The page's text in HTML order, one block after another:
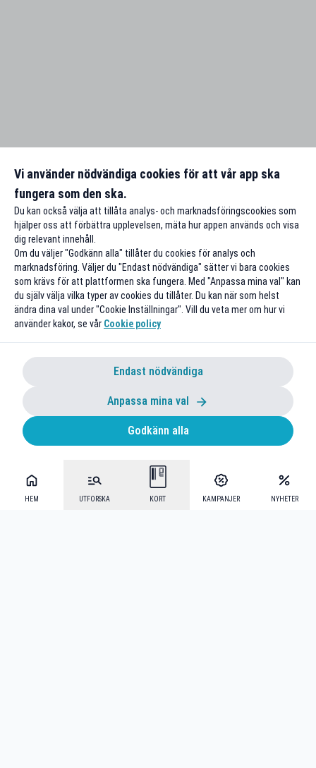
HEM UTFORSKA KORT KAMPANJER NYHETER
Vi använder nödvändiga cookies för att vår app ska
fungera som den ska.
Du kan också välja att tillåta analys- och marknadsföringscookies som
hjälper oss att förbättra upplevelsen, mäta hur appen används och visa
dig relevant innehåll.
Om du väljer "Godkänn alla" tillåter du cookies för analys och
marknadsföring. Väljer du "Endast nödvändiga" sätter vi bara cookies
som krävs för att plattformen ska fungera. Med "Anpassa mina val" kan
du själv välja vilka typer av cookies du tillåter. Du kan när som helst
ändra dina val under "Cookie Inställningar". Vill du veta mer om hur vi
använder kakor, se vår Cookie policy
Endast nödvändiga
Anpassa mina val
Godkänn alla